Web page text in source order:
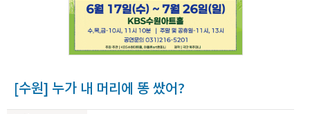
[수원] 누가 내 머리에 똥 쌌어?